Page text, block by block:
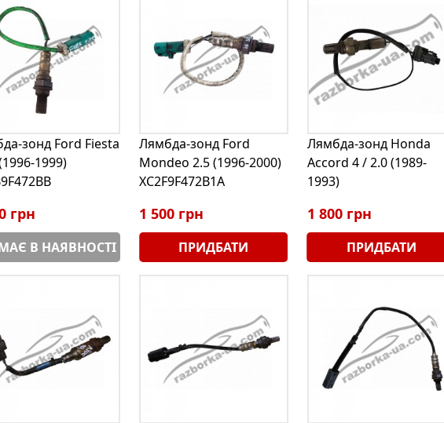
зонд Ford Fiesta
1999)
грн
В НАЯВНОСТІ
Лямбда-зонд Ford
Mondeo 2.5 (1996-2000)
XC2F9F472B1A
1 500 грн
ПРИДБАТИ
Лямбда-зонд Honda
Accord 4 / 2.0 (1989-
1993)
1 800 грн
ПРИДБАТИ